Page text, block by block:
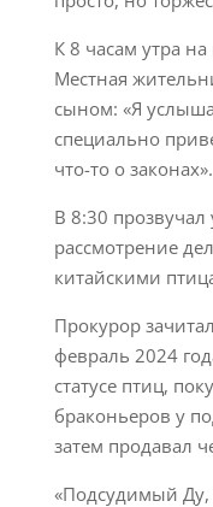
К 8 часам утра
Местная
сыном: «Я
специально
что-то о законах».
В 8:30 прозвучал
рассмотрение
китайскими
Прокурор
февраль 2024
статусе птиц,
браконьеров у
затем продавал
«Подсудимый